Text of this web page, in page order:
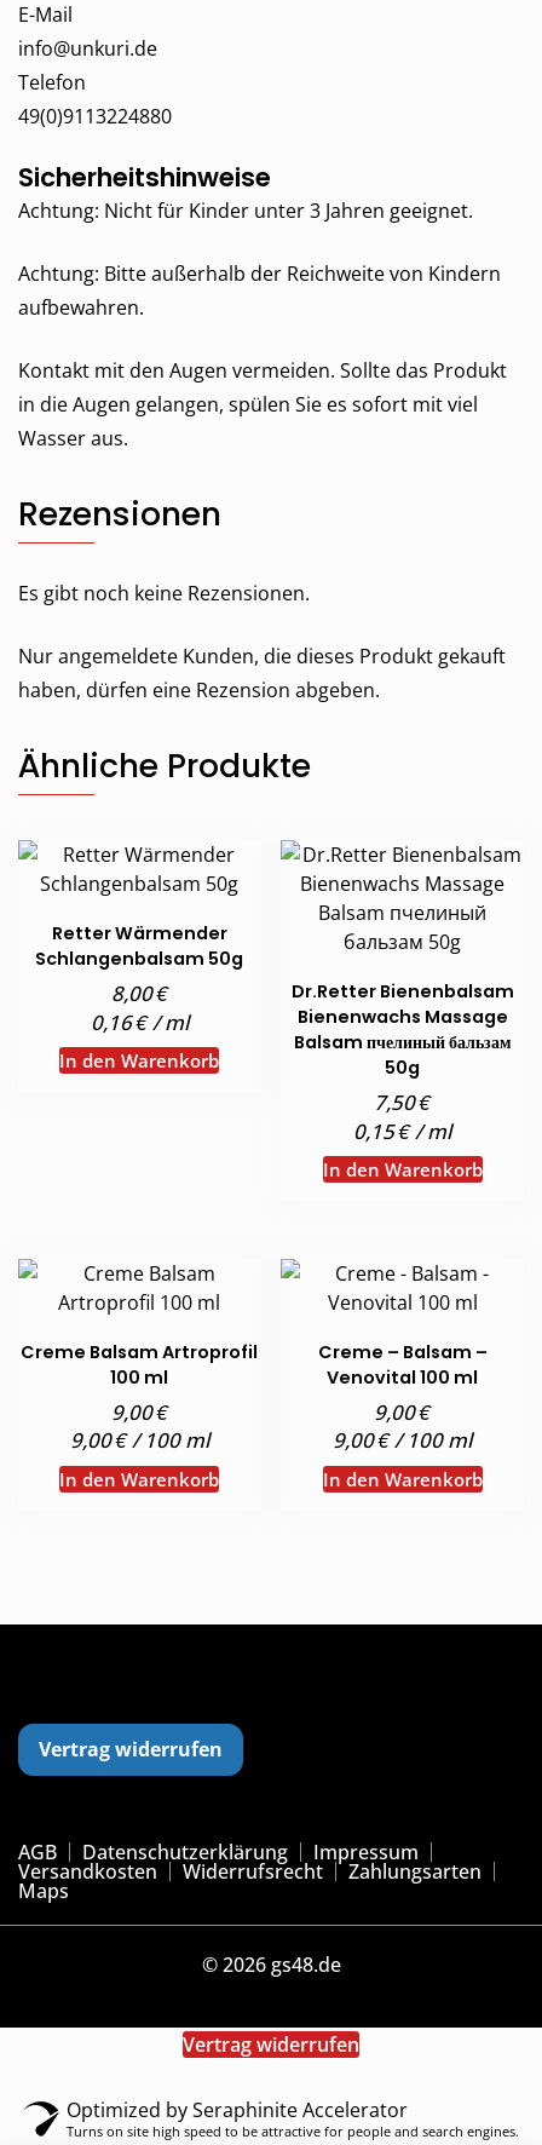
E-Mail
info@unkuri.de
Telefon
49(0)9113224880
Sicherheitshinweise
Achtung: Nicht für Kinder unter 3 Jahren geeignet.
Achtung: Bitte außerhalb der Reichweite von Kindern
aufbewahren.
Kontakt mit den Augen vermeiden. Sollte das Produkt
in die Augen gelangen, spülen Sie es sofort mit viel
Wasser aus.
Rezensionen
Es gibt noch keine Rezensionen.
Nur angemeldete Kunden, die dieses Produkt gekauft
haben, dürfen eine Rezension abgeben.
Ähnliche Produkte
Retter Wärmender
Schlangenbalsam 50g
8,00€
0,16€/ml
In den Warenkorb
Dr.Retter Bienenbalsam
Bienenwachs Massage
Balsam пчелиный бальзам
50g
7,50€
0,15€/ml
In den Warenkorb
Creme Balsam Artroprofil
100 ml
9,00€
9,00€/ 100 ml
In den Warenkorb
Creme – Balsam –
Venovital 100 ml
9,00€
9,00€/ 100 ml
In den Warenkorb
Vertrag widerrufen
AGB Datenschutzerklärung Impressum
Versandkosten Widerrufsrecht Zahlungsarten
Maps
© 2026 gs48.de
Vertrag widerrufen
Optimized by Seraphinite Accelerator
Turns on site high speed to be attractive for people and search engines.